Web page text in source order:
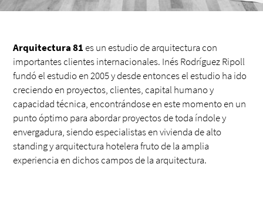
Arquitectura 81 es un estudio de arquitectura con
importantes clientes internacionales. Inés Rodríguez Ripoll
fundó el estudio en 2005 y desde entonces el estudio ha ido
creciendo en proyectos, clientes, capital humano y
capacidad técnica, encontrándose en este momento en un
punto óptimo para abordar proyectos de toda índole y
envergadura, siendo especialistas en vivienda de alto
standing y arquitectura hotelera fruto de la amplia
experiencia en dichos campos de la arquitectura.